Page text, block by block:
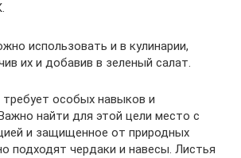
использовать и в кулинарии,
их и добавив в зеленый салат.
особых навыков и
найти для этой цели место с
и защищенное от природных
подходят чердаки и навесы. Листья